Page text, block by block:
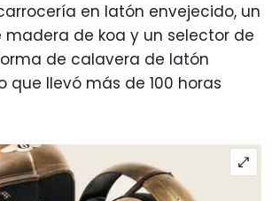
en latón envejecido, un
de koa y un selector de
de calavera de latón
llevó más de 100 horas